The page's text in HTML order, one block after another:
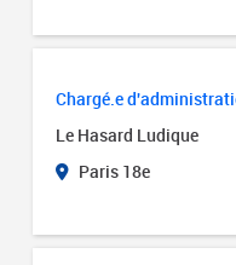
Chargé.e
Le Hasard Ludique
Paris 18e